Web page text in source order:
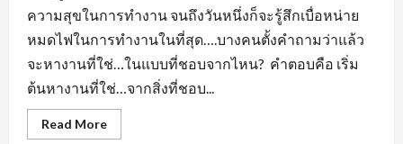
ความสุขในการทำงาน จนถึงวันหนึ่งก็จะรู้สึกเบื่อหน่าย
หมดไฟในการทำงานในที่สุด….บางคนตั้งคำถามว่าแล้ว
จะหางานที่ใช่…ในแบบที่ชอบจากไหน? คำตอบคือ เริ่ม
ต้นหางานที่ใช่…จากสิ่งที่ชอบ...
Read MoreRead
more